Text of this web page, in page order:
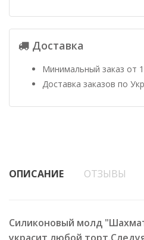
Доставка
Минимальный заказ от
Доставка заказов по
ОПИСАНИЕ ОТЗЫВЫ
Силиконовый молд